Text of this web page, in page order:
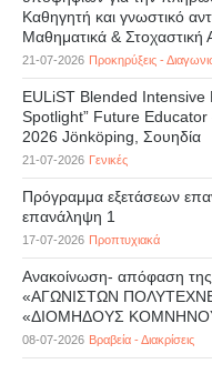
Καθηγητή και γνωστικό
Μαθηματικά &
21-07-2026 Προκηρύξεις -
EULiST Blended
Spotlight” Future Educator
2026 Jönköping, Σουηδία
21-07-2026 Γενικές
Πρόγραμμα εξετάσεων
επανάληψη 1
17-07-2026 Προπτυχιακά
Ανακοίνωση- απόφαση
«ΑΓΩΝΙΣΤΩΝ
«ΔΙΟΜΗΔΟΥΣ
08-07-2026 Βραβεία - Διακρίσεις